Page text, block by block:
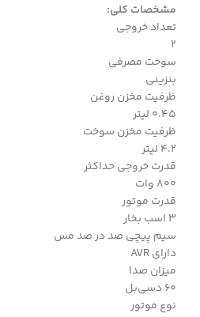
مشخصات کلی:
تعداد خروجی
2
سوخت مصرفی
بنزینی
ظرفیت مخزن روغن
0.45 لیتر
ظرفیت مخزن سوخت
4.2 لیتر
قدرت خروجی حداکثر
800 وات
قدرت موتور
3 اسب بخار
سیم پیچی صد در صد مس
دارای AVR
میزان صدا
60 دسی‌بل
نوع موتور